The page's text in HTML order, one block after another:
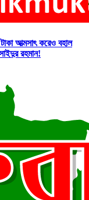
আত্মসাৎ করেও বহাল
রহমান!